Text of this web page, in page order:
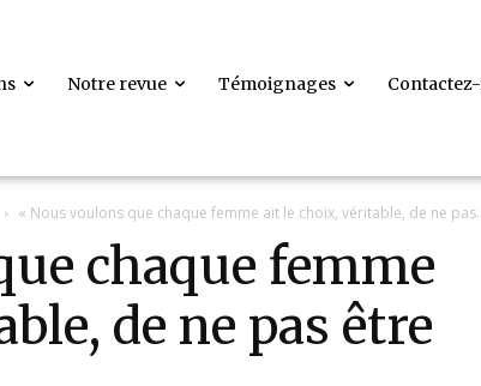
Notre revue Témoignages
« Nous voulons que chaque femme ait le choix, véritable, de ne
chaque femme
de ne pas être